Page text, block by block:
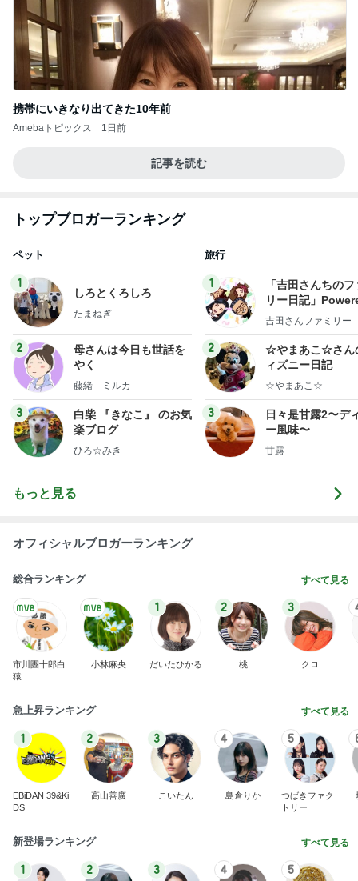
携帯にいきなり出てきた10年前
Amebaトピックス 1日前
記事を読む
トップブロガーランキング
ペット
1
しろとくろしろ
たまねぎ
2
母さんは今日も世話を
やく
藤緒 ミルカ
3
白柴 『きなこ』 のお気
楽ブログ
ひろ☆みき
旅行
1
「吉田さんちの
リー日記」
y Ameba 吉田さ
ログ
吉田さんファミリー
2
☆やまあこ☆さん
ィズニー日記
☆やまあこ☆
3
日々是甘露2〜デ
ー風味〜
甘露
もっと見る
オフィシャルブロガーランキング
総合ランキング すべて見る
市川團十郎白
猿
小林麻央
1
だいたひかる
2
桃
3
クロ
急上昇ランキング すべて見る
1
EBiDAN 39&Ki
DS
2
高山善廣
3
こいたん
4
島倉りか
5
つばきファク
トリー
新登場ランキング すべて見る
1 2 3 4 5